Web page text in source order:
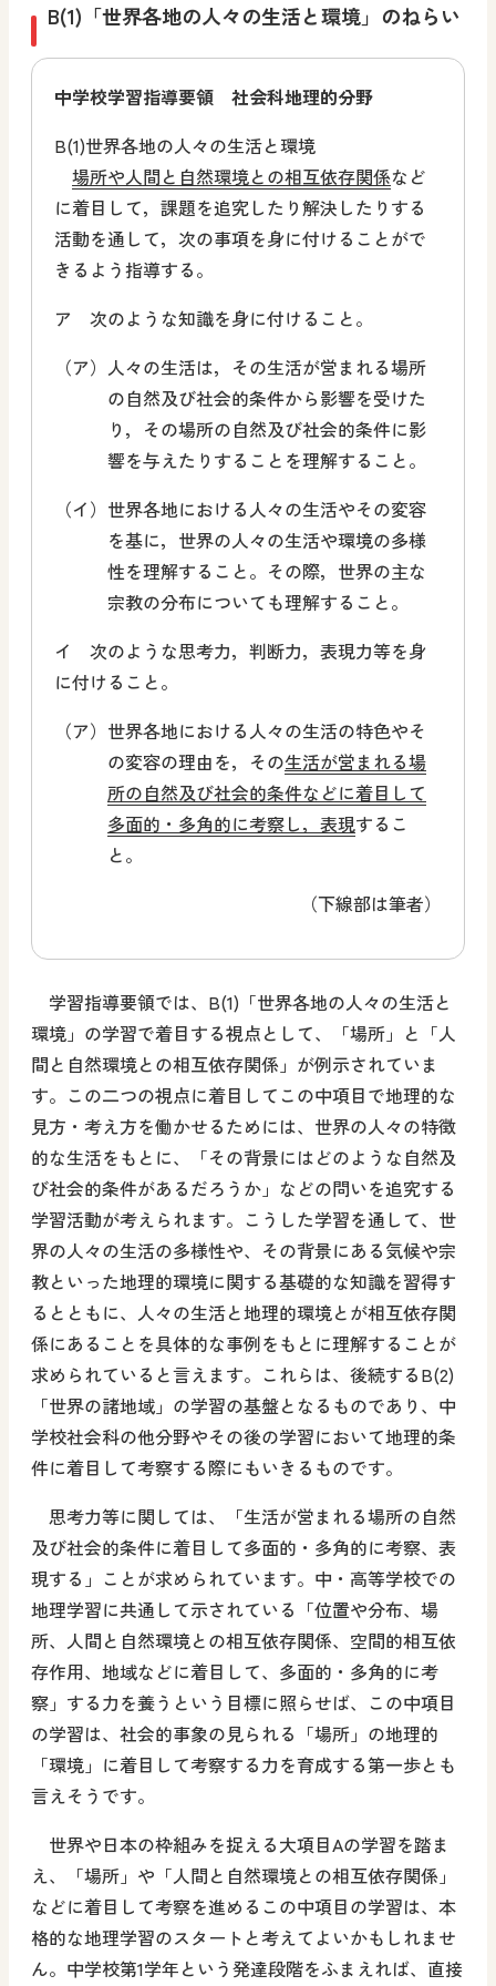
B(1)「世界各地の人々の生活と環境」のねらい
中学校学習指導要領 社会科地理的分野
B(1)世界各地の人々の生活と環境
場所や人間と自然環境との相互依存関係など
に着目して，課題を追究したり解決したりする
活動を通して，次の事項を身に付けることがで
きるよう指導する。
ア 次のような知識を身に付けること。
（ア） 人々の生活は，その生活が営まれる場所
の自然及び社会的条件から影響を受けた
り，その場所の自然及び社会的条件に影
響を与えたり することを理解すること。
（イ） 世界各地における人々の生活やその変容
を基に， 世界の人々の生活や環境の多様
性を理解すること。その際， 世界の主な
宗教の分布についても理解すること。
イ 次のような思考力，判断力，表現力等を身
に付けること。
（ア） 世界各地における人々の生活の特色やそ
の変容の理由を，その生活が営まれる場
所の自然及び社会的条件などに着目して
多面的・多角的に考察し，表現するこ
と。
（下線部は筆者）
学習指導要領では、B(1)「世界各地の人々の生活と
環境」の学習で着目する視点として、「場所」と「人
間と自然環境との相互依存関係」が例示されていま
す。この二つの視点に着目してこの中項目で地理的な
見方・考え方を働かせるためには、世界の人々の特徴
的な生活をもとに、「その背景にはどのような自然及
び社会的条件があるだろうか」などの問いを追究する
学習活動が考えられます。こうした学習を通して、世
界の人々の生活の多様性や、その背景にある気候や宗
教といった地理的環境に関する基礎的な知識を習得す
るとともに、人々の生活と地理的環境とが相互依存関
係にあることを具体的な事例をもとに理解することが
求められていると言えます。これらは、後続するB(2)
「世界の諸地域」の学習の基盤となるものであり、中
学校社会科の他分野やその後の学習において地理的条
件に着目して考察する際にもいきるものです。
思考力等に関しては、「生活が営まれる場所の自然
及び社会的条件に着目して多面的・多角的に考察、表
現する」ことが求められています。中・高等学校での
地理学習に共通して示されている「位置や分布、場
所、人間と自然環境との相互依存関係、空間的相互依
存作用、地域などに着目して、多面的・多角的に考
察」する力を養うという目標に照らせば、この中項目
の学習は、社会的事象の見られる「場所」の地理的
「環境」に着目して考察する力を育成する第一歩とも
言えそうです。
世界や日本の枠組みを捉える大項目Aの学習を踏ま
え、「場所」や「人間と自然環境との相互依存関係」
などに着目して考察を進めるこの中項目の学習は、本
格的な地理学習のスタートと考えてよいかもしれませ
ん。中学校第1学年という発達段階をふまえれば、直接